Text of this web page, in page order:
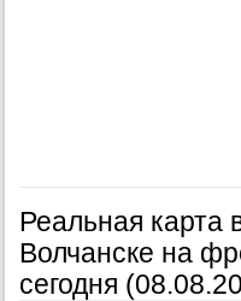
Реальная карта
Волчанске на
сегодня